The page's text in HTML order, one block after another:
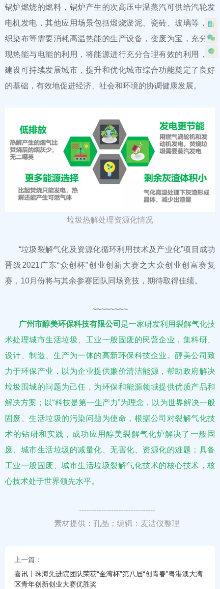
锅炉燃烧的燃料，锅炉产生的次高压中温蒸汽可供给汽轮发
电机发电，其他应用场景包括煅烧淤泥、瓷砖、玻璃等，纺
织染布等需要消耗高温热能的生产设备，变废为宝，充分实
现热能与电能的利用，将能源进行充分合理有效的利用，为
建设可持续发展城市，提升和优化城市综合功能奠定了良好
的基础，有效地促进经济、社会和环境的协调健康发展。
垃圾热解处理资源化情况
“垃圾裂解气化及资源化循环利用技术及产业化”项目成功
晋级2021广东“众创杯”创业创新大赛之大众创业创富赛复
赛，10月份将与其余参赛团队同场竞技，期待取得佳绩。
~~~~~~~~
广州市醇美环保科技有限公司 是一家研发利用裂解气化技
术处理城市生活垃圾、工业一般固废的民营企业，集科研、
设计、制造、生产为一体的高新环保科技企业。醇美公司致
力于环保产业，以为企业提供廉价清洁能源，帮助政府解决
垃圾围城的问题为己任，为环保和能源领域提供优质产品和
解决方案；以“科技是第一生产力”为理念，以为世界解决一般
固废、生活垃圾的污染问题为使命，根据公司对裂解气化技
术的钻研和实践，成功应用醇美裂解气化炉解决了一般固
废、城市生活垃圾的减量化、无害化、资源化的难题；具备
工业一般固废、城市生活垃圾裂解气化技术的核心技术，核
心技术处于世界领先水平。
-------------------------------
素材提供：孔晶；编辑：麦洁仪整理
上一篇：
喜讯丨珠海先进院团队荣获“金湾杯”第八届“创青春”粤港澳大湾
区青年创新创业大赛优胜奖